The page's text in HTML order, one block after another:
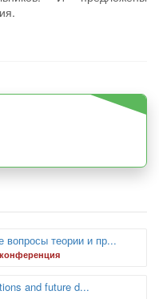
вопросы теории и пр...
and future d...